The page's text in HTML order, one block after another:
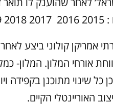
אמריקן קולוני ביצע
אורחי המלון. המלון-
כל שינוי מתוכנן בקפידה
האוריינטלי הקיים.